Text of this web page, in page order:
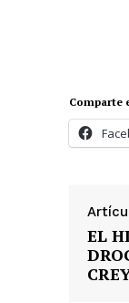
Comparte
EL